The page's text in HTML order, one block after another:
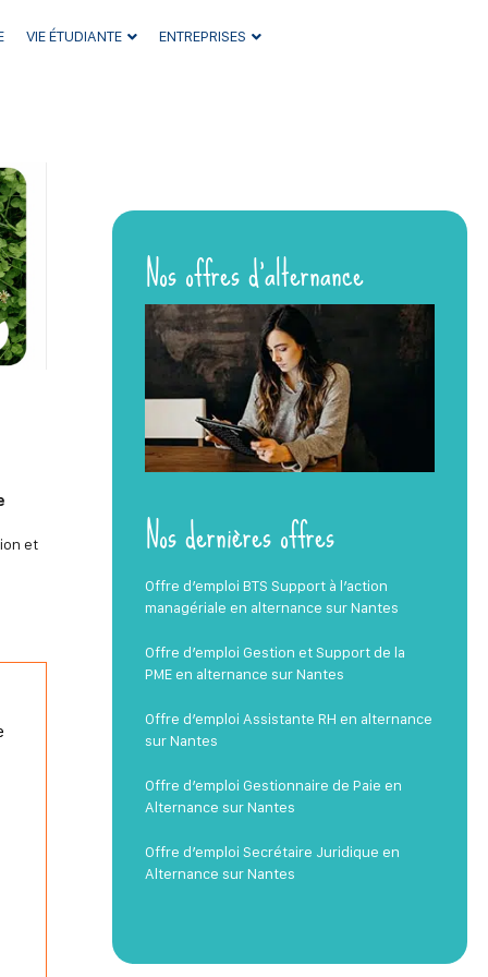
VIE ÉTUDIANTE ENTREPRISES
et
Nos offres d’alternance
Nos dernières offres
Offre d’emploi BTS Support à l’action
managériale en alternance sur Nantes
Offre d’emploi Gestion et Support de la
PME en alternance sur Nantes
Offre d’emploi Assistante RH en alternance
sur Nantes
Offre d’emploi Gestionnaire de Paie en
Alternance sur Nantes
Offre d’emploi Secrétaire Juridique en
Alternance sur Nantes